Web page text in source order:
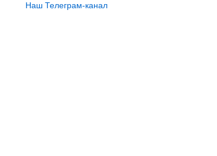
Наш Телеграм-канал